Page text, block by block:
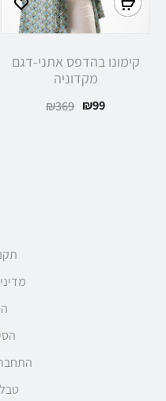
קימונו בהדפס אתני-דגם
מקדוניה
₪369 ₪99